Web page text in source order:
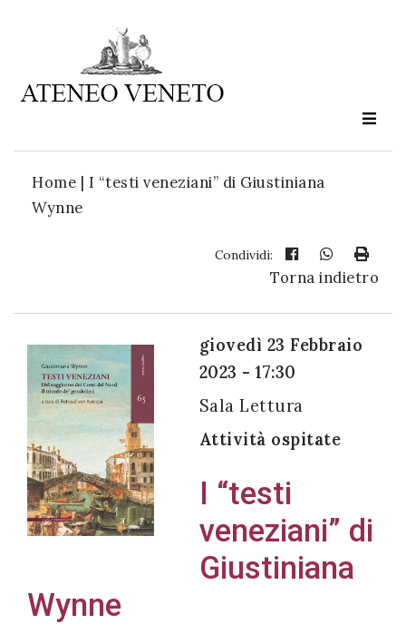
Home | I “testi veneziani” di Giustiniana
Wynne
Condividi:
Torna indietro
giovedì 23 Febbraio
2023 - 17:30
Sala Lettura
Attività ospitate
I “testi
veneziani” di
Giustiniana
Wynne
Ateneo
è
cultura
Acconsento
all'uso dei
accordo